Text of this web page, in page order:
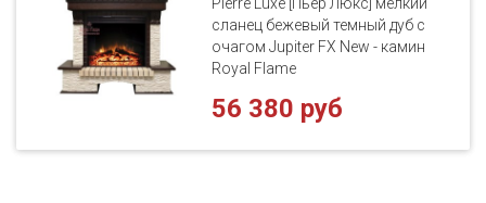
сланец бежевый темный дуб с
очагом Jupiter FX New - камин
Royal Flame
56 380 руб